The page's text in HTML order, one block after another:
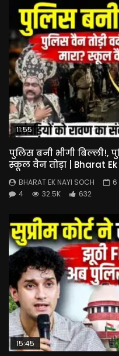
11:55
पुलिस बनी भीगी बिल्ली!,
स्कूल वैन तोड़ा | Bharat Ek
BHARAT EK NAYI SOCH
6
4
32.5K 632
15:45